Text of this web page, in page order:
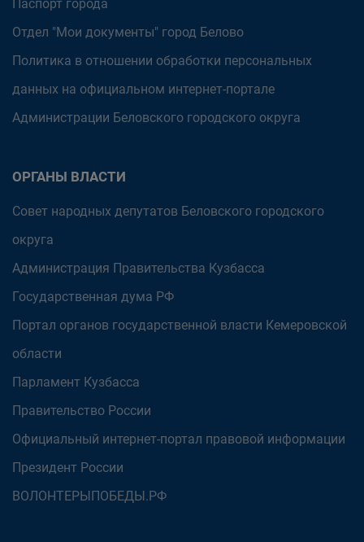
Паспорт города
Отдел "Мои документы" город Белово
Политика в отношении обработки персональных
данных на официальном интернет-портале
Администрации Беловского городского округа
ОРГАНЫ ВЛАСТИ
Совет народных депутатов Беловского городского
округа
Администрация Правительства Кузбасса
Государственная дума РФ
Портал органов государственной власти Кемеровской
области
Парламент Кузбасса
Правительство России
Официальный интернет-портал правовой информации
Президент России
ВОЛОНТЕРЫПОБЕДЫ.РФ